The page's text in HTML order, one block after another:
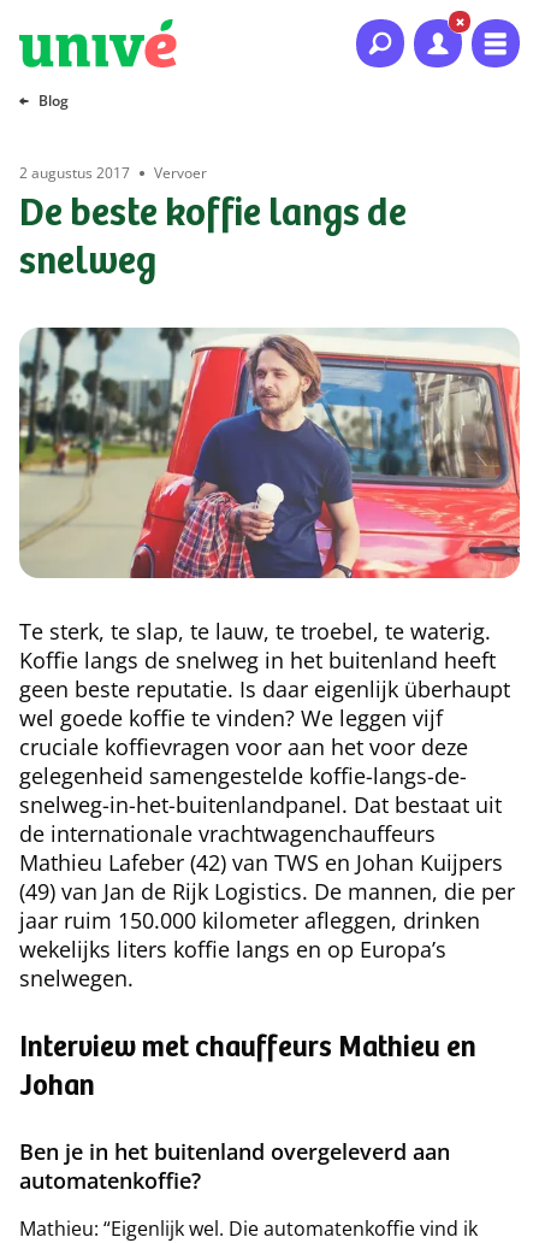
Naar hoofdinhoud
Naar hoofdnavigatie
Naar footer
Blog
2 augustus 2017 Vervoer
De beste koffie langs de
snelweg
Te sterk, te slap, te lauw, te troebel, te waterig.
Koffie langs de snelweg in het buitenland heeft
geen beste reputatie. Is daar eigenlijk überhaupt
wel goede koffie te vinden? We leggen vijf
cruciale koffievragen voor aan het voor deze
gelegenheid samengestelde koffie-langs-de-
snelweg-in-het-buitenlandpanel. Dat bestaat uit
de internationale vrachtwagenchauffeurs
Mathieu Lafeber (42) van TWS en Johan Kuijpers
(49) van Jan de Rijk Logistics. De mannen, die per
jaar ruim 150.000 kilometer afleggen, drinken
wekelijks liters koffie langs en op Europa’s
snelwegen.
Interview met chauffeurs Mathieu en
Johan
Ben je in het buitenland overgeleverd aan
automatenkoffie?
Mathieu: “Eigenlijk wel. Die automatenkoffie vind ik